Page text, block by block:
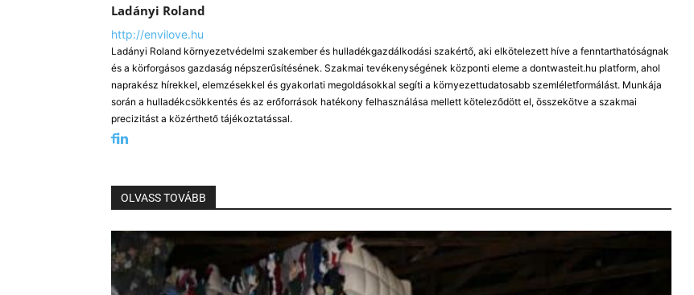
Ladányi Roland
http://envilove.hu
Ladányi Roland környezetvédelmi szakember és hulladékgazdálkodási szakértő, aki elkötelezett híve a fenntarthatóságnak
és a körforgásos gazdaság népszerűsítésének. Szakmai tevékenységének központi eleme a dontwasteit.hu platform, ahol
naprakész hírekkel, elemzésekkel és gyakorlati megoldásokkal segíti a környezettudatosabb szemléletformálást. Munkája
során a hulladékcsökkentés és az erőforrások hatékony felhasználása mellett köteleződött el, összekötve a szakmai
precizitást a közérthető tájékoztatással.
OLVASS TOVÁBB